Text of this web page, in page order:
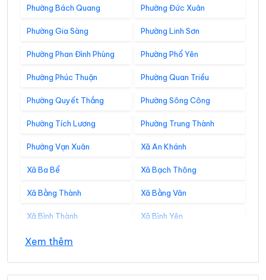
Phường Bách Quang Phường Đức Xuân
Phường Gia Sàng Phường Linh Sơn
Phường Phan Đình Phùng Phường Phổ Yên
Phường Phúc Thuận Phường Quan Triều
Phường Quyết Thắng Phường Sông Công
Phường Tích Lương Phường Trung Thành
Phường Vạn Xuân Xã An Khánh
Xã Ba Bể Xã Bạch Thông
Xã Bằng Thành Xã Bằng Vân
Xã Bình Thành Xã Bình Yên
Xã Cẩm Giàng
Xã Chợ Đồn Xã Chợ Rã
Xem thêm